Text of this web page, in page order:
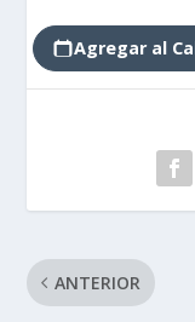
Agregar al
ANTERIOR